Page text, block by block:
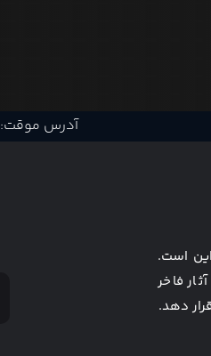
آدرس موقت:
است.
فاخر
دهد.